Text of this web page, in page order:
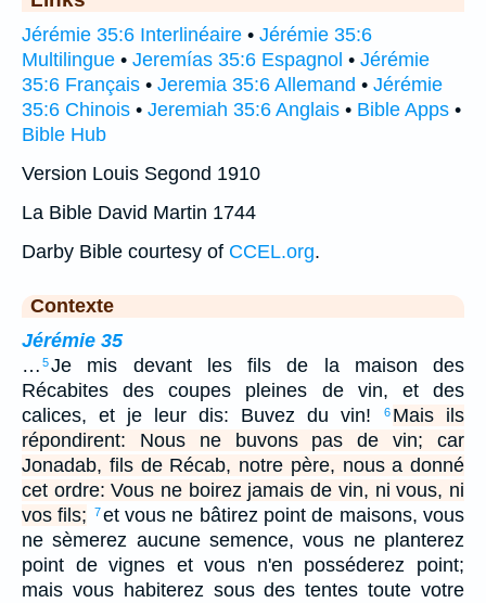
Jérémie 35:6 Interlinéaire • Jérémie 35:6
Multilingue • Jeremías 35:6 Espagnol • Jérémie
35:6 Français • Jeremia 35:6 Allemand • Jérémie
35:6 Chinois • Jeremiah 35:6 Anglais • Bible Apps •
Bible Hub
Version Louis Segond 1910
La Bible David Martin 1744
Darby Bible courtesy of CCEL.org.
Contexte
Jérémie 35
… 5Je mis devant les fils de la maison des
Récabites des coupes pleines de vin, et des
calices, et je leur dis: Buvez du vin!
6 Mais ils
répondirent: Nous ne buvons pas de vin; car
Jonadab, fils de Récab, notre père, nous a donné
cet ordre: Vous ne boirez jamais de vin, ni vous, ni
vos fils;
7et vous ne bâtirez point de maisons, vous
ne sèmerez aucune semence, vous ne planterez
point de vignes et vous n'en posséderez point;
mais vous habiterez sous des tentes toute votre